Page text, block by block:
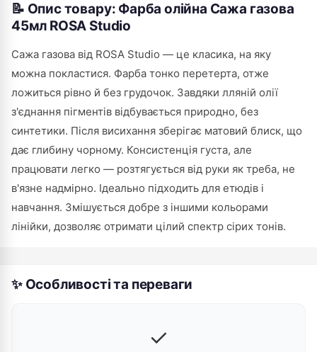
📝 Опис товару: Фарба олійна Сажа газова
45мл ROSA Studio
Сажа газова від ROSA Studio — це класика, на яку
можна покластися. Фарба тонко перетерта, отже
ложиться рівно й без грудочок. Завдяки лляній олії
з'єднання пігментів відбувається природно, без
синтетики. Після висихання зберігає матовий блиск, що
дає глибину чорному. Консистенція густа, але
працювати легко — розтягується від руки як треба, не
в'язне надмірно. Ідеально підходить для етюдів і
навчання. Змішується добре з іншими кольорами
лінійки, дозволяє отримати цілий спектр сірих тонів.
✨ Особливості та переваги
✓